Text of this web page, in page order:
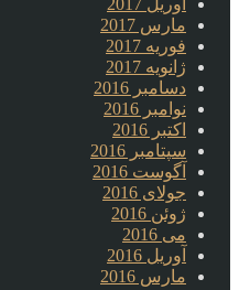
آوریل 2017
مارس 2017
فوریه 2017
ژانویه 2017
دسامبر 2016
نوامبر 2016
اکتبر 2016
سپتامبر 2016
آگوست 2016
جولای 2016
ژوئن 2016
می 2016
آوریل 2016
مارس 2016